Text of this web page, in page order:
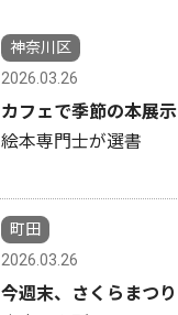
神奈川区
2026.03.26
カフェで季節の本展示
絵本専門士が選書
町田
2026.03.26
今週末、さくらまつり